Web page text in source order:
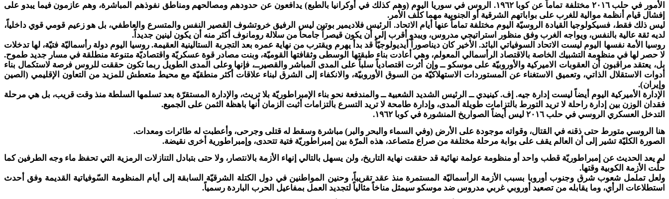
الأمور في حلب ٢٠١٦ مختلفة تماماً عن كوبا ١٩٦٢. الروس في سوريا اليوم (وهم كذلك في أوكرانيا بالطبع) يدافعون عن حدودهم ومصالحهم ومناطق نفوذهم المباشرة، وهم عازمون فيما يبدو على
إفشال قيام أنظمة موالية للغرب على بواباتهم الشرقية أو الجنوبية مهما كلّف الأمر.
ليس ذلك فقط، فسيكولوجيا القيادة الروسيّة اليوم مختلفة تماماً عنها أيام الاتحاد. الرئيس فلاديمير بوتين ليس الرفيق خروتشوف القصير النفس والمتسرع والعاطفي، بل هو زعيم قومي قوي داخلياً،
لديه ثقة عالية بالنفس، ويواجه الغرب وفق منظور استراتيجي مدروس، ويبدو أقرب إلى أن يكون قيصراً جامحاً من سلالة رومانوف أكثر منه أن يكون لينين جديداً.
روسيا الأمة نفسها اليوم ليست الاتحاد السوفياتي البائد. الأخير كان ديناصوراً أيديولوجيّاً قد بدأ يهرم ويقترب من نهاية عمره بعد التجربة الستالينية العقيمة. روسيا اليوم دولة رأسماليّة فتيّة، لها تدخلات
لا حصر لها في منظومة التشبيك الخاصة بالاقتصاد الرأسمالي المعولم، وهي أعادت بناء طبقتها الوسطى وثقافتها القوميّة، وبنت مصادر قوة عسكريّة واقتصاديّة متنوعة منطلقة في مسار جديد طموح.
بل، يعتقد مراقبون أن العقوبات الاميركية والأوروبيّة على موسكو ــ وإن أثرت اقتصادياً سلباً على المدى المباشر والقصيرــ، فإنها وعلى المدى الطويل ربما تكون حققت للروس فرصة لاستكمال بناء
أدوات الاستقلال الذاتي، وتعميق الاستغناء عن المستوردات الاستهلاكيّة من السوق الأوروبيّة، والانكفاء إلى الشرق لبناء علاقات أكثر منطقيّة مع محيط متعطش للمزيد من التعاون الإقليمي (الصين
وإيران).
الإدارة الأميركية اليوم أيضاً ليست إدارة جيه. إف. كينيدي ــ الرئيس الشديد الشعبية ــ والمندفعة نحو بناء الإمبراطوريّة بلا تريث، والإدارة المستقرّة بعد تسلمها السلطة منذ وقت قريب، بل هي مرحلة
فقدان الوزن بين إدارة راحلة لا تريد التورط بالتزامات طويلة المدى، وإدارة طامحة لا تريد التسرع بالتزامات أثبت الزمان أنها باهظة الثمن على الجميع.
التدخل العسكري الروسي في حلب ٢٠١٦ ليس أيضاً الصواريخ المنشورة في كوبا ١٩٦٢.
هنا الروسي متورط حتى ذقنه في القتال، وقواته موجودة على الأرض (وفي السماء والبحر والبر) مباشرة وسقط له قتلى وجرحى، وأعطبت له طائرات ومعدات.
الصورة الكليّة تشير إلى أن العالم يقف على بوابة مرحلة مختلفة من صراع متصاعد، هذه المرّة بين إمبراطوريّة فتية تتحدى، وإمبراطورية أخرى نقيضة.
لم يعد الحديث عن إمبراطوريّة قطب واحد أو منظومة عولمة نهائية قد حققت نهاية التاريخ، ولن يسهل بالتالي إنهاء الأزمة بالانتصار، ولا حتى بتبادل التنازلات الرمزية التي تحفظ ماء وجه الطرفين كما
حلّت الأزمة الكوبية وقتها.
ولعل تململ شعوب شرق وجنوب أوروبا بسبب الأزمة الرأسماليّة المستمرة منذ عقد تقريباً، وحنين المواطنين في دول الكتلة الشرقيّة السابقة إلى أيام المنظومة السّوفياتية القديمة وفق أحدث
استطلاعات الرأي، وما يقابله من تصعيد أوروبي غربي مدروس ضد موسكو سيمثل مناخاً مثالياً لتجديد العمل بمفاعيل الحرب الباردة رسمياً.